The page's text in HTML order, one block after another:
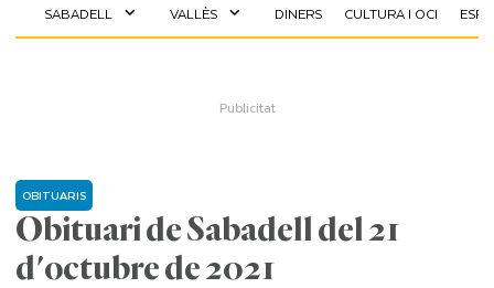
SABADELL expand_more VALLÈS expand_more DINERS CULTURA I OCI
Obituari de Sabadell del 21
d'octubre de 2021
OBITUARIS